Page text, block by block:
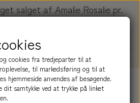
salget af Amalie Rosalie pr.
nordal.dk/collections/amalie-
rosalie
cookies fra tredjeparter til at
til markedsføring og til at
hjemmeside anvendes af besøgende.
dit samtykke ved at trykke på linket